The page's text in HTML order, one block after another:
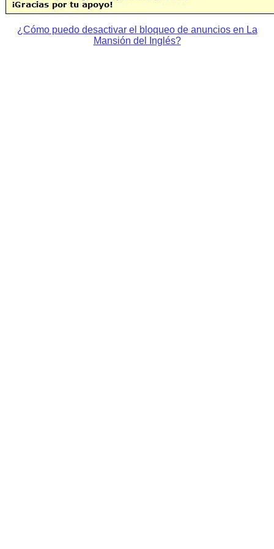
¿Cómo puedo desactivar el bloqueo de anuncios en La
Mansión del Inglés?